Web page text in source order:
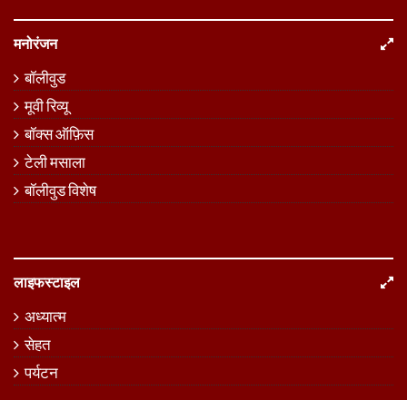
मनोरंजन
बॉलीवुड
मूवी रिव्यू
बॉक्स ऑफ़िस
टेली मसाला
बॉलीवुड विशेष
लाइफस्टाइल
अध्यात्म
सेहत
पर्यटन